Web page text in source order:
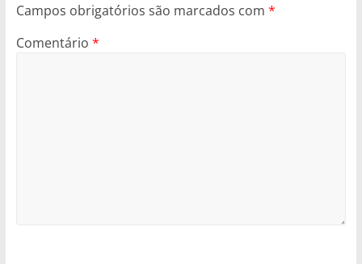
Campos obrigatórios são marcados com *
Comentário *